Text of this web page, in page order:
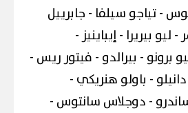
- تياجو سيلفا - جابرييل
بيريرا - إيباينيز -
برونو - بيرالدو - فيتور ريس -
- باولو هنريكي -
- دوجلاس سانتوس -